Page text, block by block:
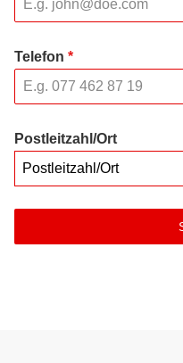
Telefon *
Postleitzahl/Ort
Postleitzahl/Ort